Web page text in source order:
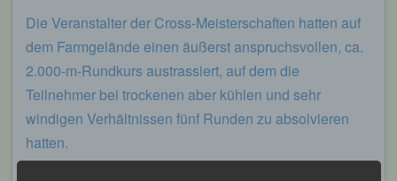
Die Veranstalter der Cross-Meisterschaften hatten auf
dem Farmgelände einen äußerst anspruchsvollen, ca.
2.000-m-Rundkurs austrassiert, auf dem die
Teilnehmer bei trockenen aber kühlen und sehr
windigen Verhältnissen fünf Runden zu absolvieren
hatten.